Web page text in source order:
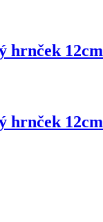
hrnček 12cm
hrnček 12cm